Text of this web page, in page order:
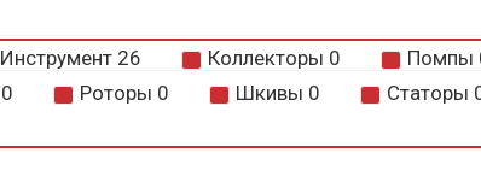
Инструмент 26 Коллекторы 0 Помпы
0 Роторы 0 Шкивы 0 Статоры